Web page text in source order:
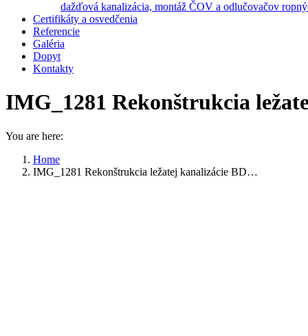
dažďová kanalizácia, montáž ČOV a odlučovačov
Certifikáty a osvedčenia
Referencie
Galéria
Dopyt
Kontakty
IMG_1281 Rekonštrukcia
You are here:
Home
IMG_1281 Rekonštrukcia ležatej kanalizácie BD…